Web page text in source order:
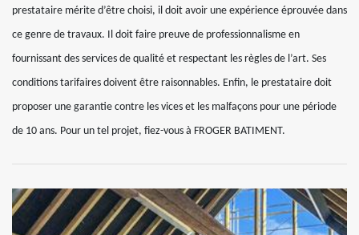
prestataire mérite d’être choisi, il doit avoir une expérience éprouvée dans
ce genre de travaux. Il doit faire preuve de professionnalisme en
fournissant des services de qualité et respectant les règles de l’art. Ses
conditions tarifaires doivent être raisonnables. Enfin, le prestataire doit
proposer une garantie contre les vices et les malfaçons pour une période
de 10 ans. Pour un tel projet, fiez-vous à FROGER BATIMENT.